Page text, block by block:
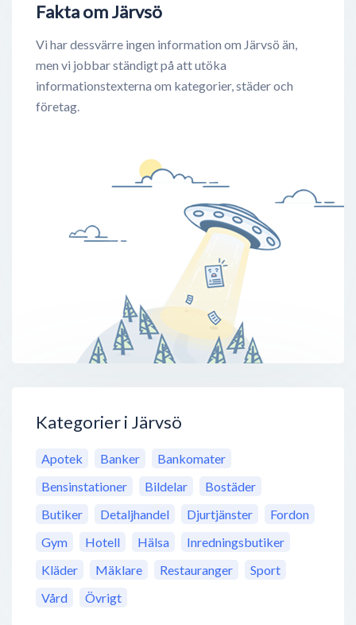
Fakta om Järvsö
Vi har dessvärre ingen information om Järvsö än,
men vi jobbar ständigt på att utöka
informationstexterna om kategorier, städer och
företag.
Kategorier i Järvsö
Apotek Banker
Bankomater
Bensinstationer
Bildelar
Bostäder
Butiker
Detaljhandel Djurtjänster
Fordon
Gym
Hotell Hälsa
Inredningsbutiker
Kläder
Mäklare Restauranger
Sport
Vård
Övrigt